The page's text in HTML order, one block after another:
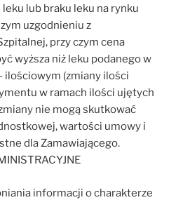
lub braku leku na rynku
uzgodnieniu z
przy czym cena
wyższa niż leku podanego w
ilościowym (zmiany ilości
w ramach ilości ujętych
nie mogą skutkować
wartości umowy i
dla Zamawiającego.
informacji o charakterze